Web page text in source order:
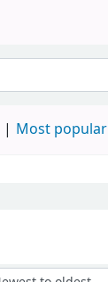
Most popular